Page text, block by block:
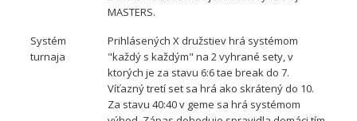
MASTERS.
Systém
turnaja
Prihlásených X družstiev hrá systémom
"každý s každým" na 2 vyhrané sety, v
ktorých je za stavu 6:6 tae break do 7.
Víťazný tretí set sa hrá ako skrátený do 10.
Za stavu 40:40 v geme sa hrá systémom